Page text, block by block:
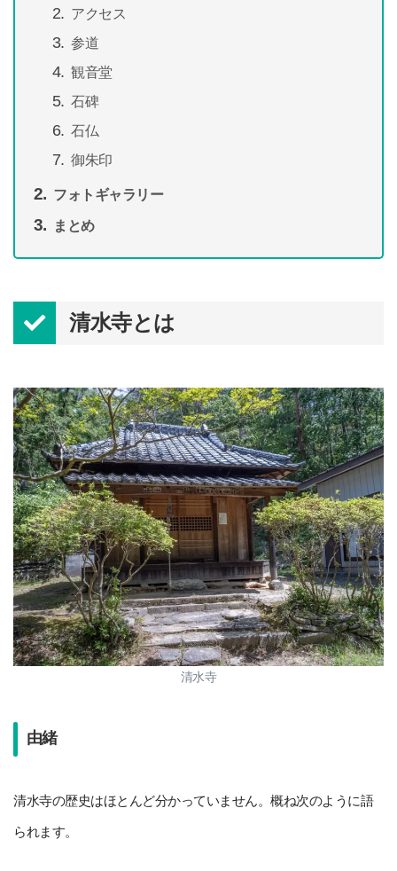
アクセス
参道
観音堂
石碑
石仏
御朱印
フォトギャラリー
まとめ
清水寺とは
清水寺
由緒
清水寺の歴史はほとんど分かっていません。概ね次のように語
られます。